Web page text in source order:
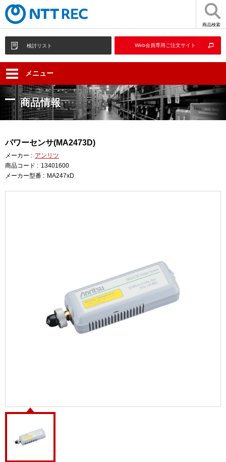
商品検索
検討リスト Web会員専用ご注文サイト
メニュー
商品情報
パワーセンサ(MA2473D)
メーカー : アンリツ
商品コード : 13401600
メーカー型番 : MA247xD